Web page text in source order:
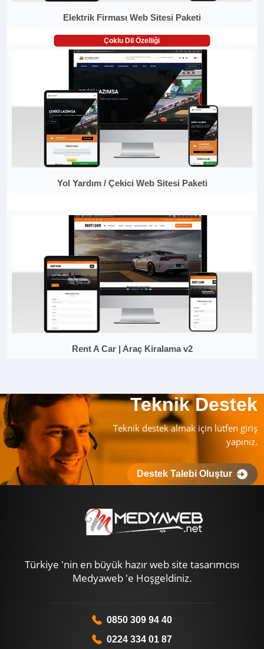
Elektrik Firması Web Sitesi Paketi
Çoklu Dil Özelliği
Yol Yardım / Çekici Web Sitesi Paketi
Rent A Car | Araç Kiralama v2
Teknik Destek
Teknik destek almak için lütfen giriş
yapınız.
Destek Talebi Oluştur
Türkiye 'nin en büyük hazır web site tasarımcısı
Medyaweb 'e Hoşgeldiniz.
0850 309 94 40
0224 334 01 87